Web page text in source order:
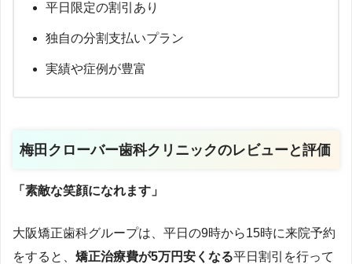
平日限定の割引あり
独自の分割支払いプラン
実績や症例が豊富
梅田クローバー歯科クリニックのレビューと評価
「素敵な笑顔になれます」
大阪矯正歯科グループは、平日の9時から15時に来院予約
をすると、 矯正治療費が5万円安くなる平日割引を行って